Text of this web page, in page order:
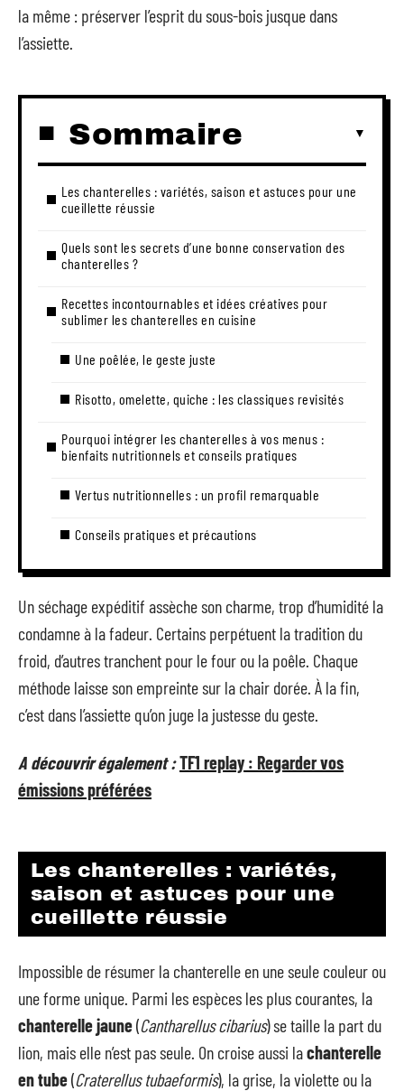
la même : préserver l’esprit du sous-bois jusque dans
l’assiette.
Sommaire
Les chanterelles : variétés, saison et astuces pour une
cueillette réussie
Quels sont les secrets d’une bonne conservation des
chanterelles ?
Recettes incontournables et idées créatives pour
sublimer les chanterelles en cuisine
Une poêlée, le geste juste
Risotto, omelette, quiche : les classiques revisités
Pourquoi intégrer les chanterelles à vos menus :
bienfaits nutritionnels et conseils pratiques
Vertus nutritionnelles : un profil remarquable
Conseils pratiques et précautions
Un séchage expéditif assèche son charme, trop d’humidité la
condamne à la fadeur. Certains perpétuent la tradition du
froid, d’autres tranchent pour le four ou la poêle. Chaque
méthode laisse son empreinte sur la chair dorée. À la fin,
c’est dans l’assiette qu’on juge la justesse du geste.
A découvrir également :TF1 replay : Regarder vos
émissions préférées
Les chanterelles : variétés,
saison et astuces pour une
cueillette réussie
Impossible de résumer la chanterelle en une seule couleur ou
une forme unique. Parmi les espèces les plus courantes, la
chanterelle jaune(Cantharellus cibarius) se taille la part du
lion, mais elle n’est pas seule. On croise aussi lachanterelle
en tube(Craterellus tubaeformis), la grise, la violette ou la